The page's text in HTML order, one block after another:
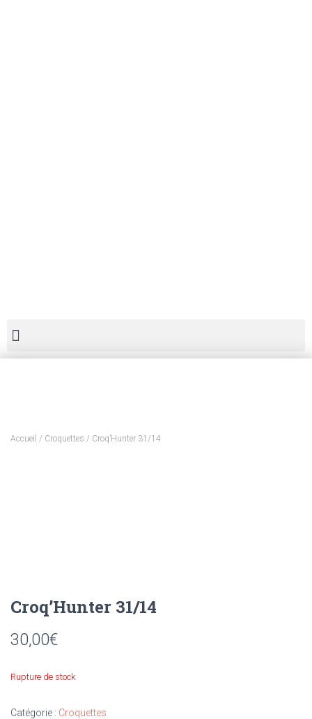
Accueil / Croquettes / Croq’Hunter 31/14
Croq’Hunter 31/14
30,00€
Rupture de stock
Catégorie : Croquettes